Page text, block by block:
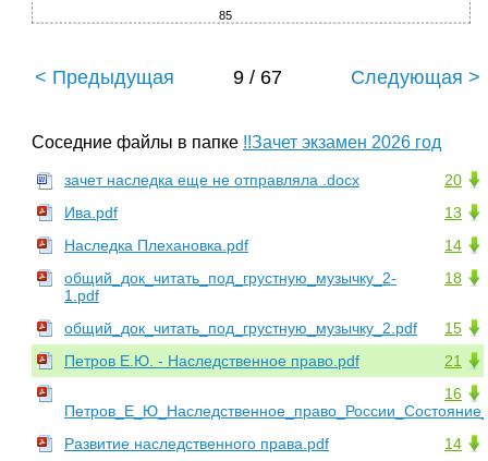
85
< Предыдущая 9 / 67 Следующая >
Соседние файлы в папке !!Зачет экзамен 2026 год
20
зачет наследка еще не отправляла .docx
13
Ива.pdf
14
Наследка Плехановка.pdf
18
общий_док_читать_под_грустную_музычку_2-
1.pdf
15
общий_док_читать_под_грустную_музычку_2.pdf
21
Петров Е.Ю. - Наследственное право.pdf
16
14
Развитие наследственного права.pdf